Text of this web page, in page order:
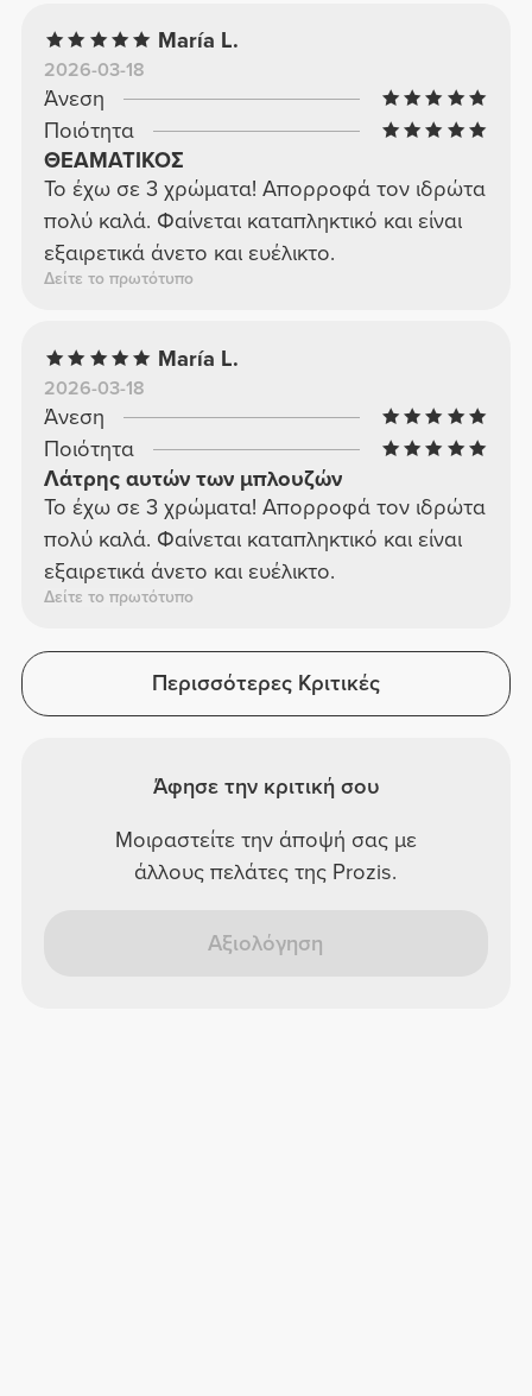
María L.
2026-03-18
Άνεση
Ποιότητα
ΘΕΑΜΑΤΙΚΟΣ
Το έχω σε 3 χρώματα! Απορροφά τον ιδρώτα
πολύ καλά. Φαίνεται καταπληκτικό και είναι
εξαιρετικά άνετο και ευέλικτο.
Δείτε το πρωτότυπο
María L.
2026-03-18
Άνεση
Ποιότητα
Λάτρης αυτών των μπλουζών
Το έχω σε 3 χρώματα! Απορροφά τον ιδρώτα
πολύ καλά. Φαίνεται καταπληκτικό και είναι
εξαιρετικά άνετο και ευέλικτο.
Δείτε το πρωτότυπο
Περισσότερες Κριτικές
Άφησε την κριτική σου
Μοιραστείτε την άποψή σας με
άλλους πελάτες της Prozis.
Αξιολόγηση